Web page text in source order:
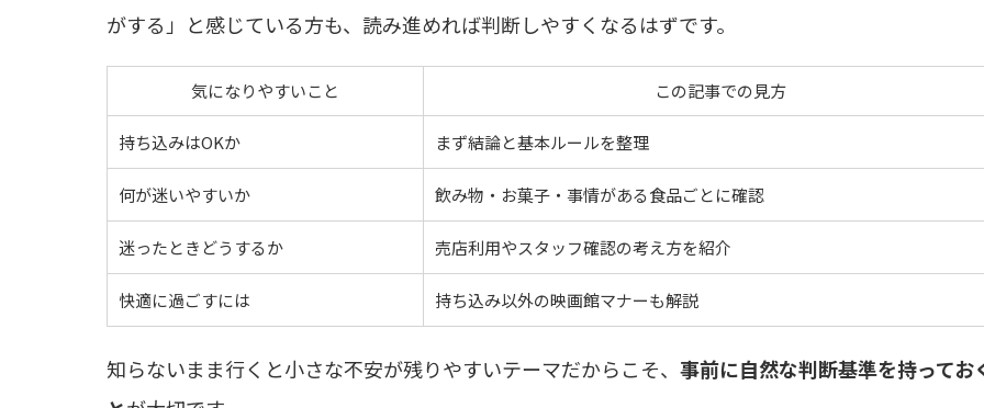
がする」と感じている方も、読み進めれば判断しやすくなるはずです。
気になりやすいこと この記事での見方
持ち込みはOKか まず結論と基本ルールを整理
何が迷いやすいか 飲み物・お菓子・事情がある食品ごとに確認
迷ったときどうするか 売店利用やスタッフ確認の考え方を紹介
快適に過ごすには 持ち込み以外の映画館マナーも解説
知らないまま行くと小さな不安が残りやすいテーマだからこそ、 事前に自然な判断基準を持ってお